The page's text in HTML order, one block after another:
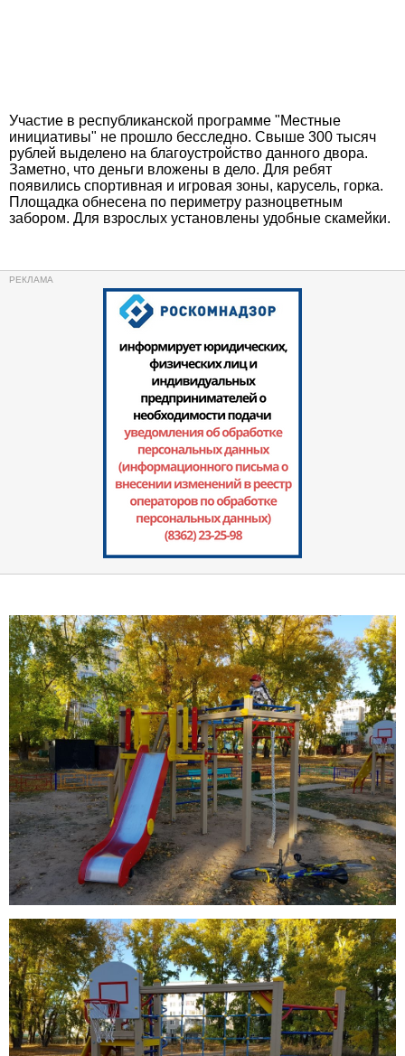
Участие в республиканской программе "Местные
инициативы" не прошло бесследно. Свыше 300 тысяч
рублей выделено на благоустройство данного двора.
Заметно, что деньги вложены в дело. Для ребят
появились спортивная и игровая зоны, карусель, горка.
Площадка обнесена по периметру разноцветным
забором. Для взрослых установлены удобные скамейки.